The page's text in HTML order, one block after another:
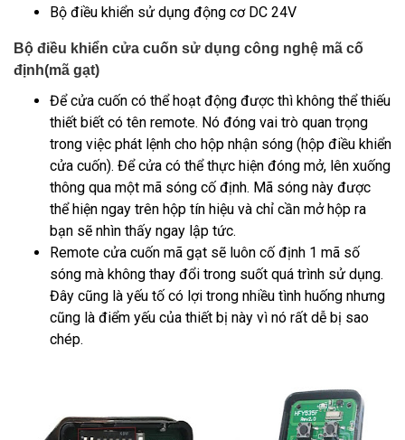
Bộ điều khiển sử dụng động cơ DC 24V
Bộ điều khiển cửa cuốn sử dụng công nghệ mã cố
định(mã gạt)
Để cửa cuốn có thể hoạt động được thì không thể thiếu
thiết biết có tên remote. Nó đóng vai trò quan trọng
trong việc phát lệnh cho hộp nhận sóng (hộp điều khiển
cửa cuốn). Để cửa có thể thực hiện đóng mở, lên xuống
thông qua một mã sóng cố định. Mã sóng này được
thể hiện ngay trên hộp tín hiệu và chỉ cần mở hộp ra
bạn sẽ nhìn thấy ngay lập tức.
Remote cửa cuốn mã gạt sẽ luôn cố định 1 mã số
sóng mà không thay đổi trong suốt quá trình sử dụng.
Đây cũng là yếu tố có lợi trong nhiều tình huống nhưng
cũng là điểm yếu của thiết bị này vì nó rất dễ bị sao
chép.